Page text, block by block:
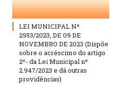
LEI MUNICIPAL Nº
2953/2023, DE 09 DE
NOVEMBRO DE 2023 (Dispõe
sobre o acréscimo do artigo
2º- da Lei Municipal nº
2.947/2023 e dá outras
providências)